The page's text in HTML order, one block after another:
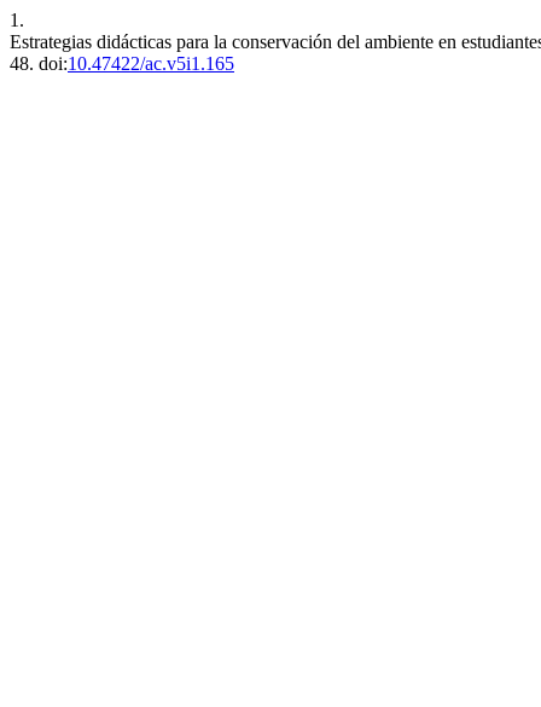
1.
Estrategias didácticas para la conservación del ambiente en
48. doi:10.47422/ac.v5i1.165